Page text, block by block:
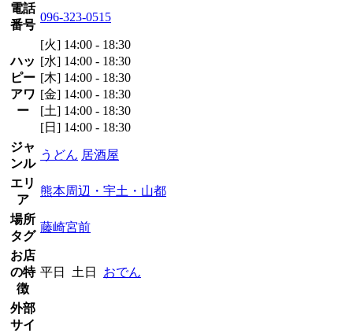
電話
番号
096-323-0515
ハッ
ピー
アワ
ー
[火] 14:00 - 18:30
[水] 14:00 - 18:30
[木] 14:00 - 18:30
[金] 14:00 - 18:30
[土] 14:00 - 18:30
[日] 14:00 - 18:30
ジャ
ンル
うどん 居酒屋
エリ
ア
熊本周辺・宇土・山都
場所
タグ
藤崎宮前
お店
の特
徴
平日 土日 おでん
外部
サイ